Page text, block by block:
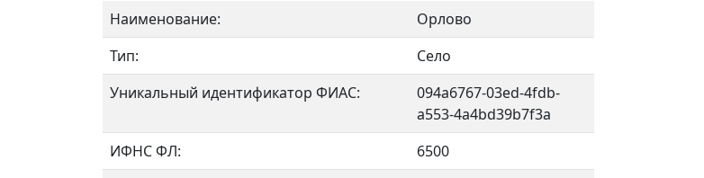
Наименование:
Орлово
Тип:
Село
Уникальный идентификатор ФИАС:
094a6767-03ed-4fdb-
a553-4a4bd39b7f3a
ИФНС ФЛ:
6500